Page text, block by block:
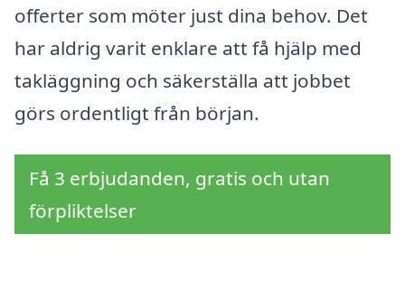
offerter som möter just dina behov. Det
har aldrig varit enklare att få hjälp med
takläggning och säkerställa att jobbet
görs ordentligt från början.
Få 3 erbjudanden, gratis och utan
förpliktelser